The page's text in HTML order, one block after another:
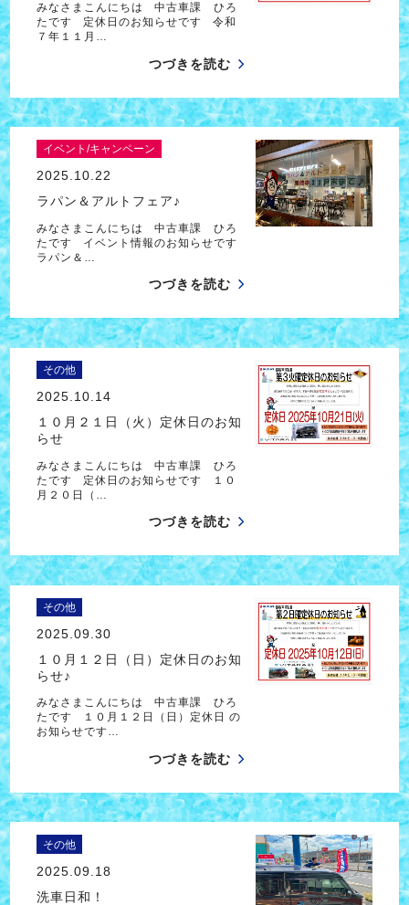
みなさまこんにちは 中古車課 ひろ
たです 定休日のお知らせです 令和
７年１１月…
つづきを読む
イベント/キャンペーン
2025.10.22
ラパン＆アルトフェア♪
みなさまこんにちは 中古車課 ひろ
たです イベント情報のお知らせです
ラパン＆…
つづきを読む
その他
2025.10.14
１０月２１日（火）定休日のお知
らせ
みなさまこんにちは 中古車課 ひろ
たです 定休日のお知らせです １０
月２０日（…
つづきを読む
その他
2025.09.30
１０月１２日（日）定休日のお知
らせ♪
みなさまこんにちは 中古車課 ひろ
たです １０月１２日（日）定休日 の
お知らせです…
つづきを読む
その他
2025.09.18
洗車日和！